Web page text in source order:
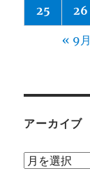
25 26
« 9月
アーカイブ
ア